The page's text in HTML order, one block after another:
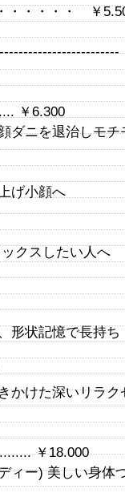
・・ ￥
6.300
治しモチモ
げ小顔へ
クスしたい人へ
形状記憶で長持ち
いリラクゼ
￥18.000
) 美しい